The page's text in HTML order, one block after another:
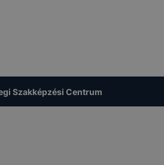
Szakképzési Centrum
képesek honlapunk funkcióinak
eltérően fog működni